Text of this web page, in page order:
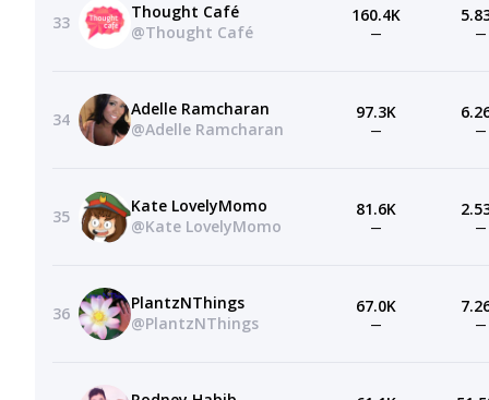
33
Thought Café
@Thought Café
160.4K
— —
34
Adelle Ramcharan
@Adelle Ramcharan
97.3K
— —
35
Kate LovelyMomo
@Kate LovelyMomo
81.6K
— —
36
PlantzNThings
@PlantzNThings
67.0K
— —